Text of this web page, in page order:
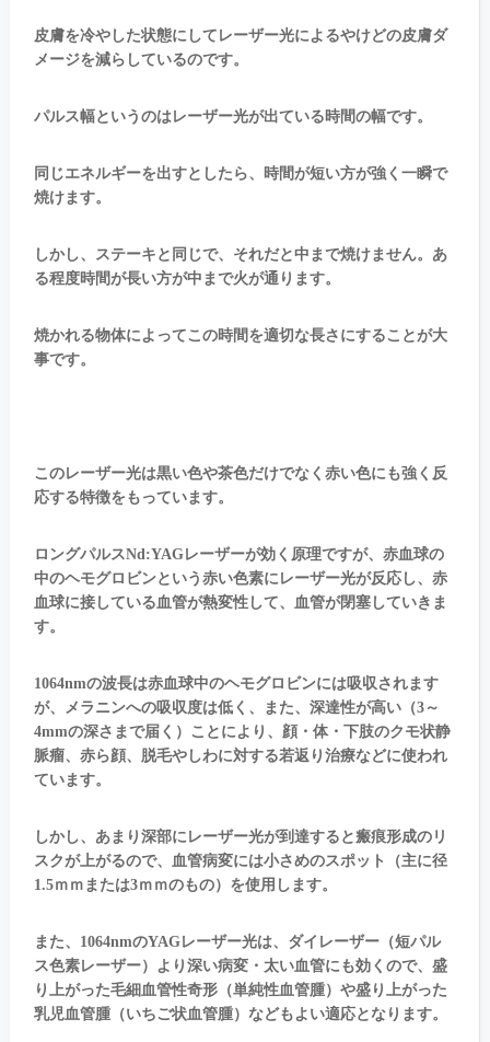
皮膚を冷やした状態にしてレーザー光によるやけどの皮膚ダ
メージを減らしているのです。
パルス幅というのはレーザー光が出ている時間の幅です。
同じエネルギーを出すとしたら、時間が短い方が強く一瞬で
焼けます。
しかし、ステーキと同じで、それだと中まで焼けません。あ
る程度時間が長い方が中まで火が通ります。
焼かれる物体によってこの時間を適切な長さにすることが大
事です。
このレーザー光は黒い色や茶色だけでなく赤い色にも強く反
応する特徴をもっています。
ロングパルスNd:YAGレーザーが効く原理ですが、赤血球の
中のヘモグロビンという赤い色素にレーザー光が反応し、赤
血球に接している血管が熱変性して、血管が閉塞していきま
す。
1064nmの波長は赤血球中のヘモグロビンには吸収されます
が、メラニンへの吸収度は低く、また、深達性が高い（3～
4mmの深さまで届く）ことにより、顔・体・下肢のクモ状静
脈瘤、赤ら顔、脱毛やしわに対する若返り治療などに使われ
ています。
しかし、あまり深部にレーザー光が到達すると瘢痕形成のリ
スクが上がるので、血管病変には小さめのスポット（主に径
1.5ｍｍまたは3ｍｍのもの）を使用します。
また、1064nmのYAGレーザー光は、ダイレーザー（短パル
ス色素レーザー）より深い病変・太い血管にも効くので、盛
り上がった毛細血管性奇形（単純性血管腫）や盛り上がった
乳児血管腫（いちご状血管腫）などもよい適応となります。